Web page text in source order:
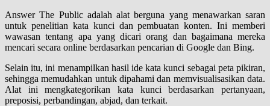
Answer The Public adalah alat berguna yang menawarkan saran
untuk penelitian kata kunci dan pembuatan konten. Ini memberi
wawasan tentang apa yang dicari orang dan bagaimana mereka
mencari secara online berdasarkan pencarian di Google dan Bing.
Selain itu, ini menampilkan hasil ide kata kunci sebagai peta pikiran,
sehingga memudahkan untuk dipahami dan memvisualisasikan data.
Alat ini mengkategorikan kata kunci berdasarkan pertanyaan,
preposisi, perbandingan, abjad, dan terkait.